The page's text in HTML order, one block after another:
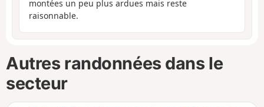
montées un peu plus ardues mais reste
raisonnable.
Autres randonnées dans le
secteur